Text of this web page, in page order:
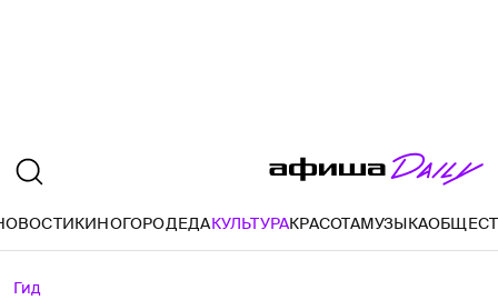
КИНОГОРОДЕДАКУЛЬТУРАКРАСОТАМУЗЫКА
Гид